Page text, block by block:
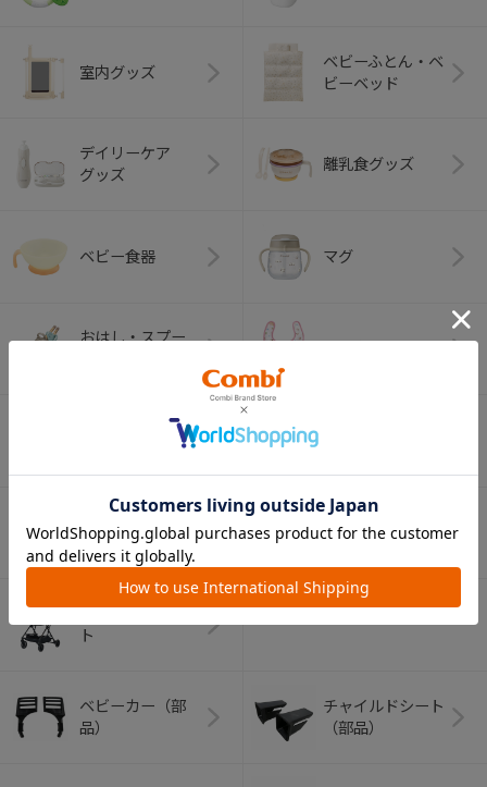
室内グッズ
ベビーふとん・ベ
ビーベッド
デイリーケア
グッズ
離乳食グッズ
ベビー食器 マグ
おはし・スプー
（お口のケア）
（ヘルメット）
ペット用品
ショッピングカー
ト
ベビーカー（部
品）
チャイルドシート
（部品）